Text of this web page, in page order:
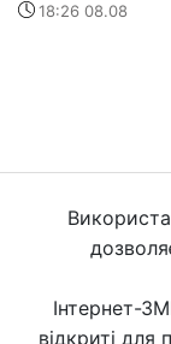
18:26 08.08
Інтернет-
відкриті для